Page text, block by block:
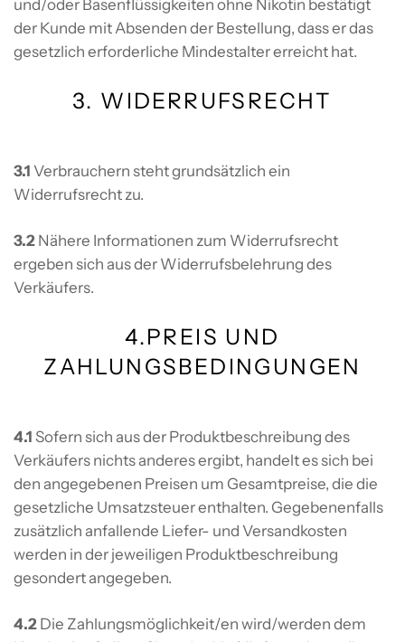
und/oder Basenflüssigkeiten ohne Nikotin bestätigt
der Kunde mit Absenden der Bestellung, dass er das
gesetzlich erforderliche Mindestalter erreicht hat.
3. WIDERRUFSRECHT
3.1 Verbrauchern steht grundsätzlich ein
Widerrufsrecht zu.
3.2 Nähere Informationen zum Widerrufsrecht
ergeben sich aus der Widerrufsbelehrung des
Verkäufers.
4.PREIS UND
ZAHLUNGSBEDINGUNGEN
4.1 Sofern sich aus der Produktbeschreibung des
Verkäufers nichts anderes ergibt, handelt es sich bei
den angegebenen Preisen um Gesamtpreise, die die
gesetzliche Umsatzsteuer enthalten. Gegebenenfalls
zusätzlich anfallende Liefer- und Versandkosten
werden in der jeweiligen Produktbeschreibung
gesondert angegeben.
4.2 Die Zahlungsmöglichkeit/en wird/werden dem